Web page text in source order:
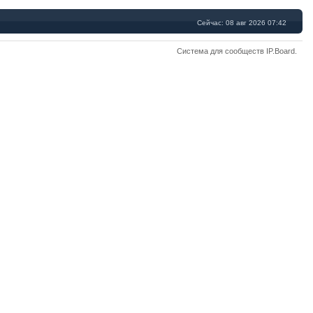
Сейчас: 08 авг 2026 07:42
Система для сообществ IP.Board